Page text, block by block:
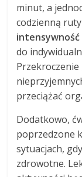
minut, a
codzienną
intensywność
do
przeciążać
Dodatkowo,
poprzedzone
sytuacjach,
zdrowotne.